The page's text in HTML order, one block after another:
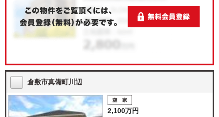
倉敷市真備町川辺
2,100万円